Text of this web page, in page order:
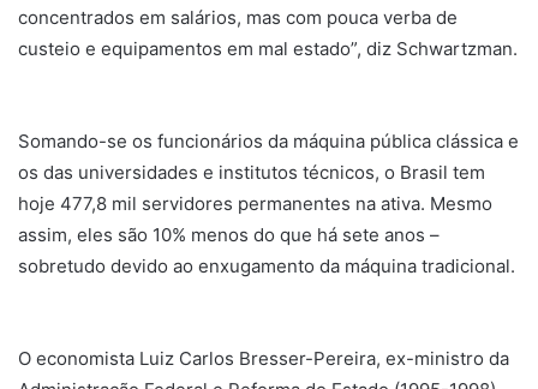
concentrados em salários, mas com pouca verba de
custeio e equipamentos em mal estado”, diz Schwartzman.
Somando-se os funcionários da máquina pública clássica e
os das universidades e institutos técnicos, o Brasil tem
hoje 477,8 mil servidores permanentes na ativa. Mesmo
assim, eles são 10% menos do que há sete anos –
sobretudo devido ao enxugamento da máquina tradicional.
O economista Luiz Carlos Bresser-Pereira, ex-ministro da